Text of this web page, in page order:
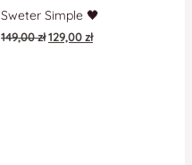
Sweter Simple 🖤
149,00zł129,00zł